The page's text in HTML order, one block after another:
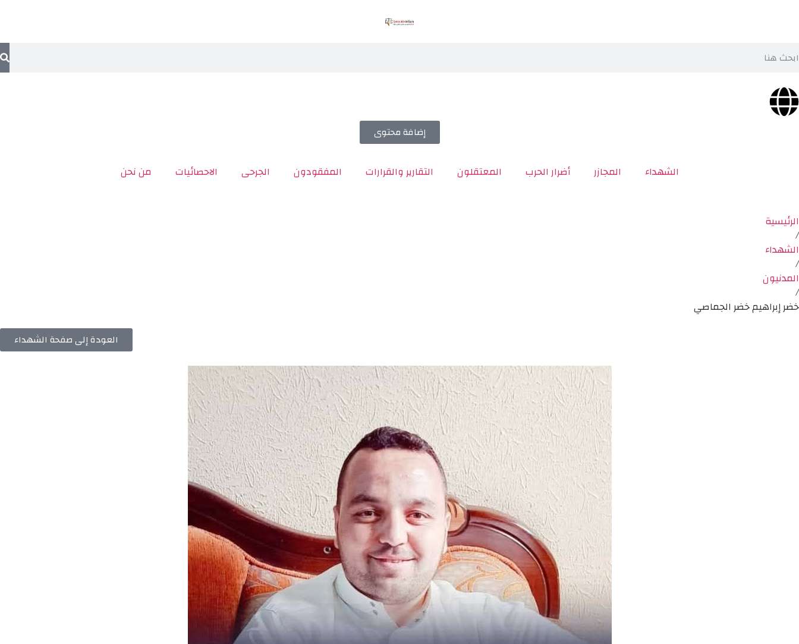
إضافة محتوى
الشهداء المجازر أضرار الحرب المعتقلون التقارير والقرارات المفقودون الجرحى الاحصائيات من نحن
الرئيسية
/
الشهداء
/
المدنيون
/
خضر إبراهيم خضر الجماصي
العودة إلى صفحة الشهداء